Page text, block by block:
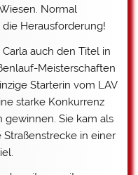
Normal
Herausforderung!
auch den Titel in
Meisterschaften
Starterin vom LAV
starke Konkurrenz
Sie kam als
in einer